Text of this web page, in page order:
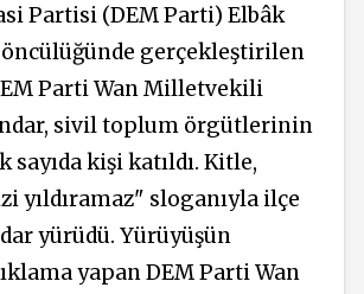
Partisi (DEM Parti) Elbâk
gerçekleştirilen
Parti Wan Milletvekili
sivil toplum örgütlerinin
sayıda kişi katıldı. Kitle,
yıldıramaz" sloganıyla ilçe
yürüdü. Yürüyüşün
yapan DEM Parti Wan